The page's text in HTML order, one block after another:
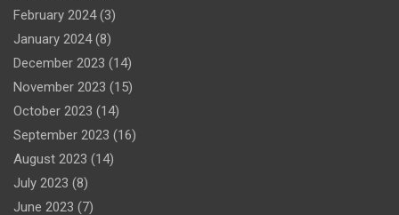
February 2024(3)
January 2024(8)
December 2023 (14)
November 2023 (15)
October 2023 (14)
September 2023 (16)
August 2023 (14)
July 2023 (8)
June 2023 (7)